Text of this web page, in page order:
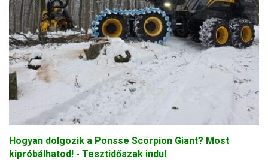
Hogyan dolgozik a Ponsse Scorpion Giant? Most
kipróbálhatod! - Tesztidőszak indul